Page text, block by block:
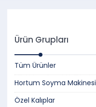
Ürün Grupları
Tüm Ürünler
Hortum Soyma Makinesi
Özel Kalıplar